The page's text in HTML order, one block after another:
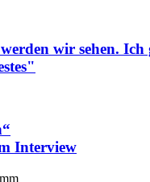
wir sehen. Ich
Interview